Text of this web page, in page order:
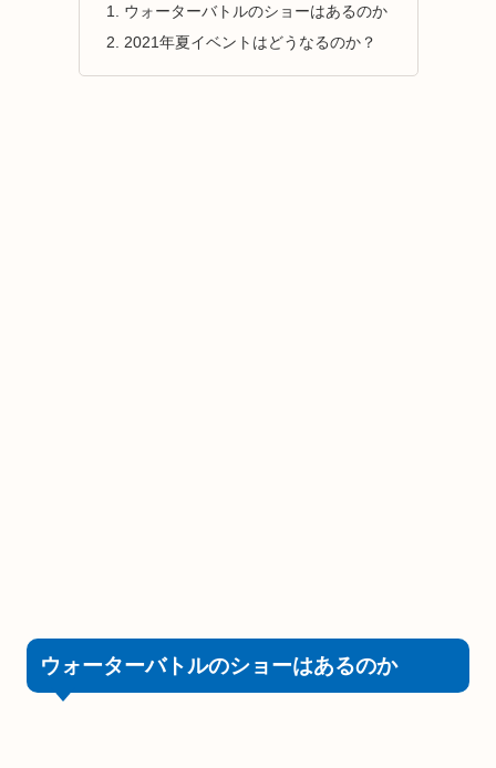
ウォーターバトルのショーはあるのか
2021年夏イベントはどうなるのか？
ウォーターバトルのショーはあるのか